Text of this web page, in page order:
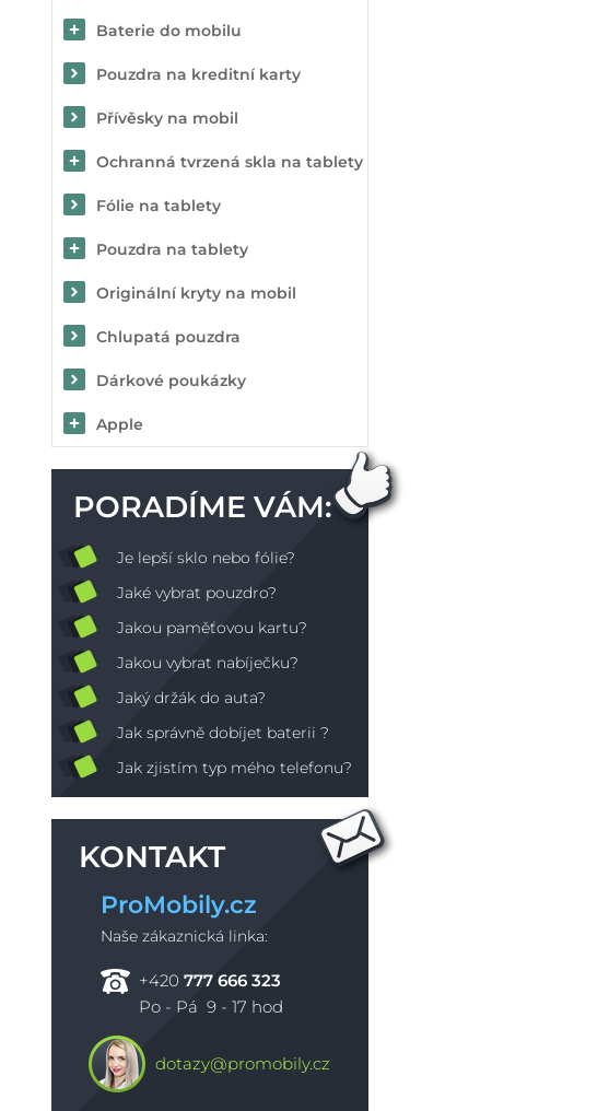
Baterie do mobilu
Pouzdra na kreditní karty
Přívěsky na mobil
Ochranná tvrzená skla na tablety
Fólie na tablety
Pouzdra na tablety
Originální kryty na mobil
Chlupatá pouzdra
Dárkové poukázky
Apple
PORADÍME VÁM:
Je lepší sklo nebo fólie?
Jaké vybrat pouzdro?
Jakou paměťovou kartu?
Jakou vybrat nabíječku?
Jaký držák do auta?
Jak správně dobíjet baterii ?
Jak zjistím typ mého telefonu?
KONTAKT
ProMobily.cz
Naše zákaznická linka:
+420 777 666 323
Po - Pá 9 - 17 hod
dotazy@promobily.cz